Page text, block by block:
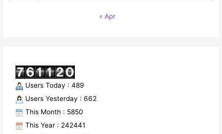
« Apr
Users Today : 489
Users Yesterday : 662
This Month : 5850
This Year : 242441